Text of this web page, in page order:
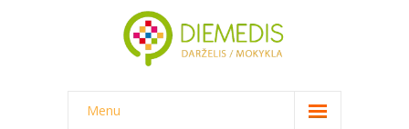
Menu